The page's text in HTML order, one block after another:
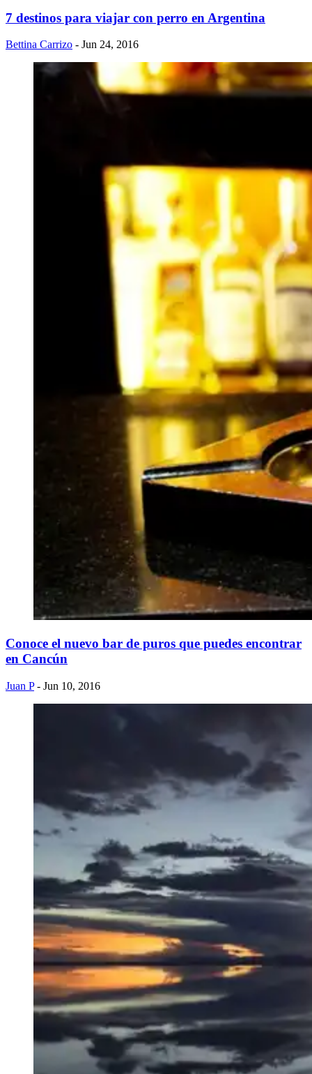
7 destinos para viajar con perro en Argentina
Bettina Carrizo - Jun 24, 2016
Conoce el nuevo bar de puros que puedes encontrar
en Cancún
Juan P - Jun 10, 2016